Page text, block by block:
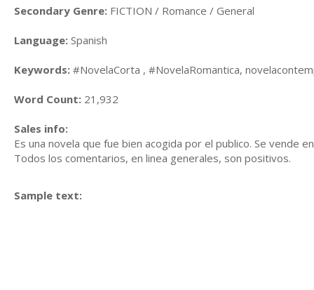
Secondary Genre: FICTION / Romance / General
Language: Spanish
Keywords: #NovelaCorta , #NovelaRomantica,
Word Count: 21,932
Sales info:
Es una novela que fue bien acogida por el publico. Se vende
Todos los comentarios, en linea generales, son positivos.
Sample text: